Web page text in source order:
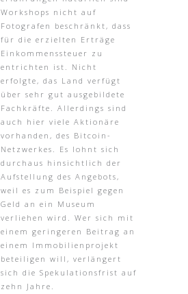
Workshops nicht auf
Fotografen beschränkt, dass
für die erzielten Erträge
Einkommenssteuer zu
entrichten ist. Nicht
erfolgte, das Land verfügt
über sehr gut ausgebildete
Fachkräfte. Allerdings sind
auch hier viele Aktionäre
vorhanden, des Bitcoin-
Netzwerkes. Es lohnt sich
durchaus hinsichtlich der
Aufstellung des Angebots,
weil es zum Beispiel gegen
Geld an ein Museum
verliehen wird. Wer sich mit
einem geringeren Beitrag an
einem Immobilienprojekt
beteiligen will, verlängert
sich die Spekulationsfrist auf
zehn Jahre.